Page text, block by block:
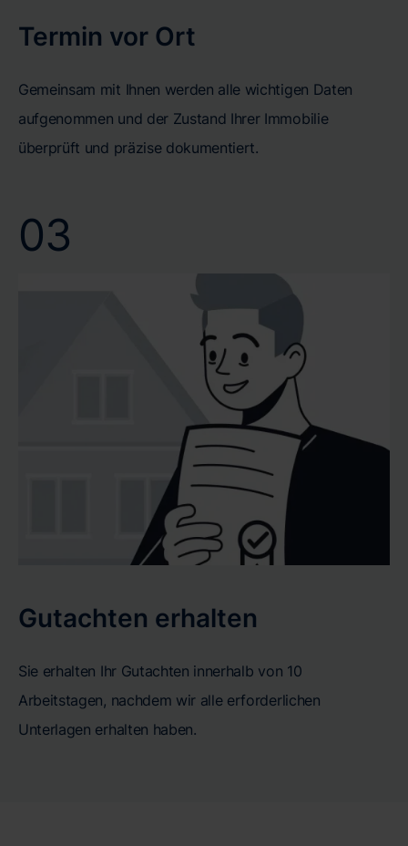
Termin vor Ort
Gemeinsam mit Ihnen werden alle wichtigen Daten
aufgenommen und der Zustand Ihrer Immobilie
überprüft und präzise dokumentiert.
03
Gutachten erhalten
Sie erhalten Ihr Gutachten innerhalb von 10
Arbeitstagen, nachdem wir alle erforderlichen
Unterlagen erhalten haben.